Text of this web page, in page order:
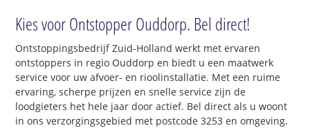
Kies voor Ontstopper Ouddorp. Bel direct!
Ontstoppingsbedrijf Zuid-Holland werkt met ervaren
ontstoppers in regio Ouddorp en biedt u een maatwerk
service voor uw afvoer- en rioolinstallatie. Met een ruime
ervaring, scherpe prijzen en snelle service zijn de
loodgieters het hele jaar door actief. Bel direct als u woont
in ons verzorgingsgebied met postcode 3253 en omgeving.